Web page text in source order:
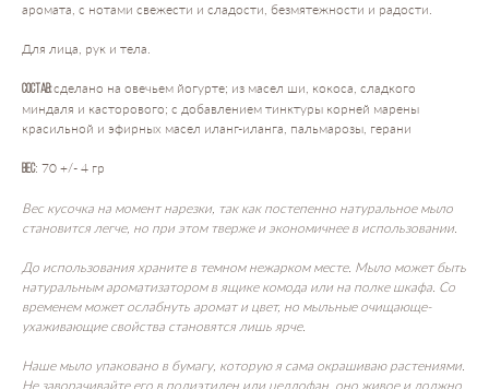
аромата, с нотами свежести и сладости, безмятежности и радости.
Для лица, рук и тела.
Состав:сделано на овечьем йогурте; из масел ши, кокоса, сладкого
миндаля и касторового; с добавлением тинктуры корней марены
красильной и эфирных масел иланг-иланга, пальмарозы, герани
Вес: 70 +/- 4 гр
Вес кусочка на момент нарезки, так как постепенно натуральное мыло
становится легче, но при этом тверже и экономичнее в использовании.
До использования храните в темном нежарком месте. Мыло может быть
натуральным ароматизатором в ящике комода или на полке шкафа. Со
временем может ослабнуть аромат и цвет, но мыльные очищающе-
ухаживающие свойства становятся лишь ярче.
Наше мыло упаковано в бумагу, которую я сама окрашиваю растениями.
Не заворачивайте его в полиэтилен или целлофан, оно живое и должно